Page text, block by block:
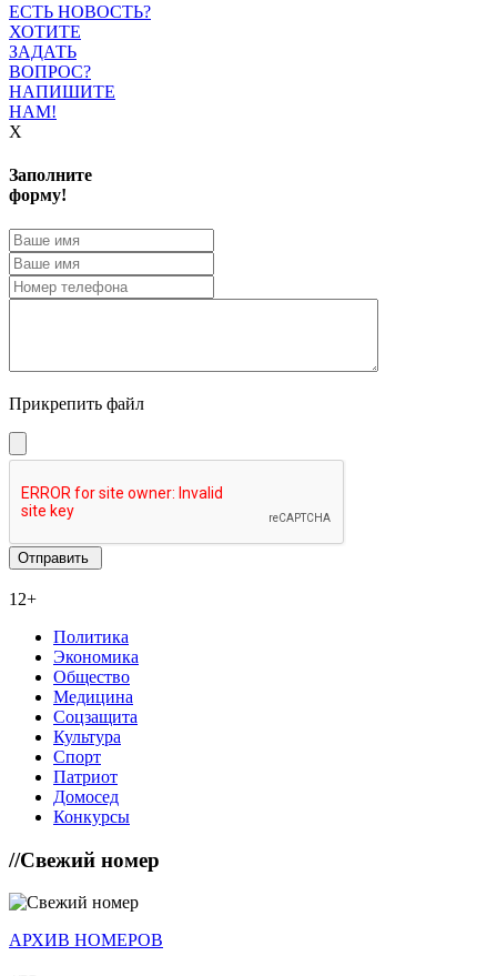
ЕСТЬ НОВОСТЬ?
ХОТИТЕ
ЗАДАТЬ
ВОПРОС?
НАПИШИТЕ
НАМ!
X
Заполните
форму!
Прикрепить файл
12+
Политика
Экономика
Общество
Медицина
Соцзащита
Культура
Спорт
Патриот
Домосед
Конкурсы
//Свежий номер
АРХИВ НОМЕРОВ